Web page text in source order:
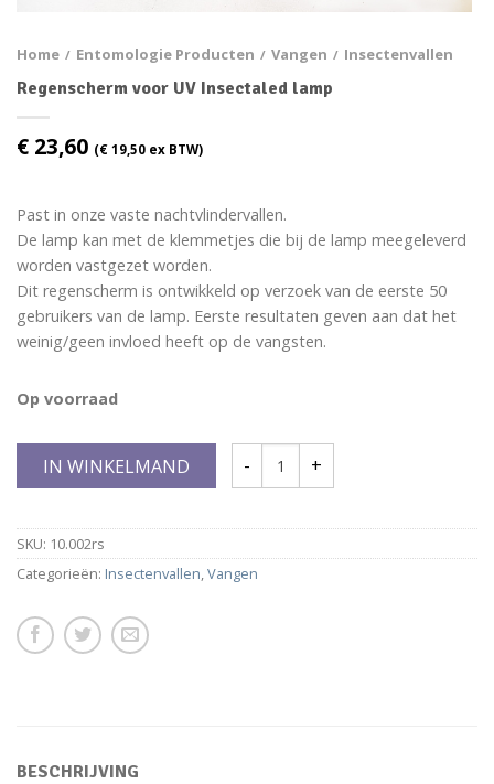
Home / Entomologie Producten / Vangen / Insectenvallen
Regenscherm voor UV Insectaled lamp
€ 23,60 (€ 19,50 ex BTW)
Past in onze vaste nachtvlindervallen.
De lamp kan met de klemmetjes die bij de lamp meegeleverd
worden vastgezet worden.
Dit regenscherm is ontwikkeld op verzoek van de eerste 50
gebruikers van de lamp. Eerste resultaten geven aan dat het
weinig/geen invloed heeft op de vangsten.
Op voorraad
IN WINKELMAND
SKU: 10.002rs
Categorieën: Insectenvallen Vangen
BESCHRIJVING